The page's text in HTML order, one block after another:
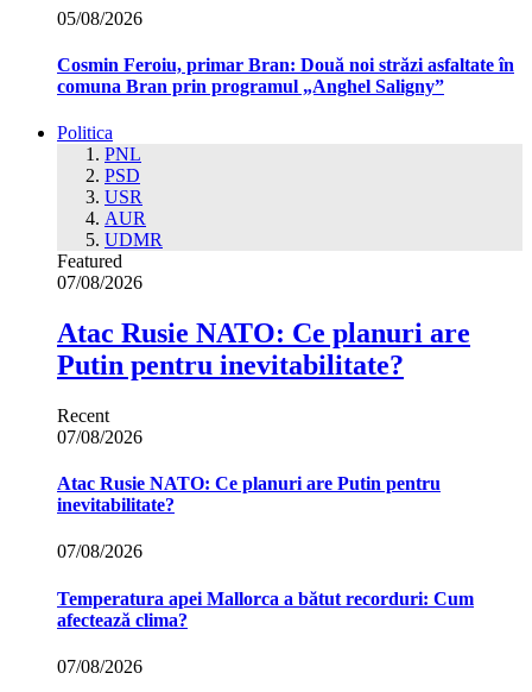
05/08/2026
Cosmin Feroiu, primar Bran: Două noi străzi asfaltate în
comuna Bran prin programul „Anghel Saligny”
Politica
PNL
PSD
USR
AUR
UDMR
Featured
07/08/2026
Atac Rusie NATO: Ce planuri are
Putin pentru inevitabilitate?
Recent
07/08/2026
Atac Rusie NATO: Ce planuri are Putin pentru
inevitabilitate?
07/08/2026
Temperatura apei Mallorca a bătut recorduri: Cum
afectează clima?
07/08/2026